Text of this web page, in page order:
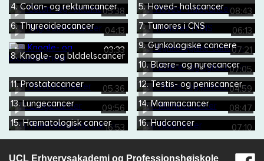
05:38
4. Colon- og rektumcancer 08:43
5. Hoved- halscancer
04:13
6. Thyreoideacancer 06:13
7. Tumores i CNS
03:33
8. Knogle- og blddelscancer
07:21
9. Gynkologiske cancere
07:05
10. Blære- og nyrecancer
05:36
11. Prostatacancer 04:59
12. Testis- og peniscancer
09:56
13. Lungecancer 08:47
14. Mammacancer
16:53
15. Hæmatologisk cancer 07:10
16. Hudcancer
UCL Erhvervsakademi og Professionshøjskole